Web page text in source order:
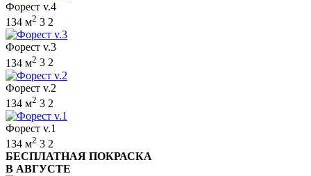
Форест v.4
134 м2 3 2
Форест v.3
134 м2 3 2
Форест v.2
134 м2 3 2
Форест v.1
134 м2 3 2
БЕСПЛАТНАЯ ПОКРАСКА
В АВГУСТЕ